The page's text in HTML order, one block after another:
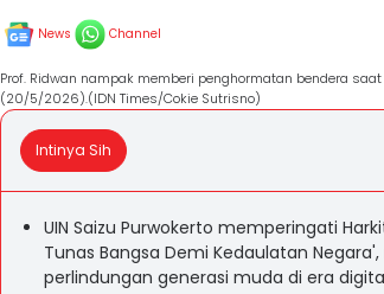
News Channel
Prof. Ridwan nampak memberi penghormatan bendera
(20/5/2026).(IDN Times/Cokie Sutrisno)
Intinya Sih
UIN Saizu Purwokerto memperingati
Tunas Bangsa Demi Kedaulatan
perlindungan generasi muda di era